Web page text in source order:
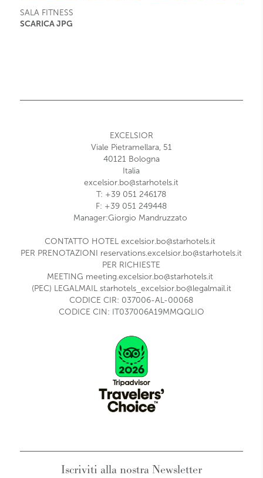
SALA FITNESS
SCARICA JPG
EXCELSIOR
Viale Pietramellara, 51
40121 Bologna
Italia
excelsior.bo@starhotels.it
T: +39 051 246178
F: +39 051 249448
Manager:Giorgio Mandruzzato
CONTATTO HOTELexcelsior.bo@starhotels.it
PER PRENOTAZIONI reservations.excelsior.bo@starhotels.it
PER RICHIESTE
MEETING meeting.excelsior.bo@starhotels.it
(PEC) LEGALMAIL starhotels_excelsior.bo@legalmail.it
CODICE CIR: 037006-AL-00068
CODICE CIN: IT037006A19MMQQLIO
Iscriviti alla nostra Newsletter